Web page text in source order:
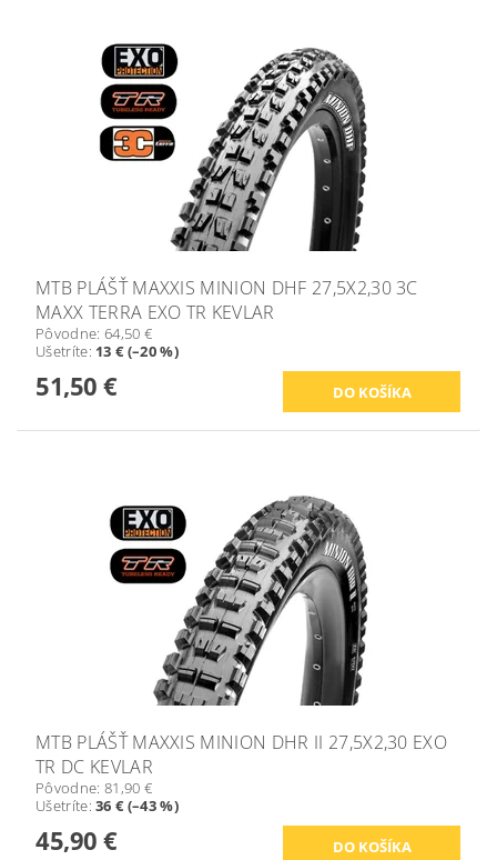
MTB PLÁŠŤ MAXXIS MINION DHF 27,5X2,30 3C
MAXX TERRA EXO TR KEVLAR
Pôvodne: 64,50 €
Ušetríte: 13 € (–20 %)
51,50 €
MTB PLÁŠŤ MAXXIS MINION DHR II 27,5X2,30 EXO
TR DC KEVLAR
Pôvodne: 81,90 €
Ušetríte:36 € (–43 %)
45,90 €